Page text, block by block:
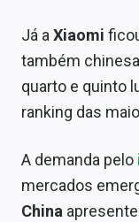
Já aXiaomi
também
quarto e quinto
ranking das
A demanda pelo
mercados
China